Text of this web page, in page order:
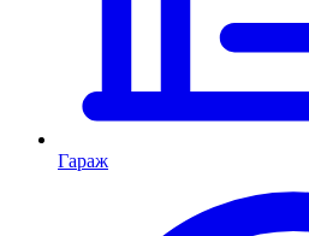
Гараж